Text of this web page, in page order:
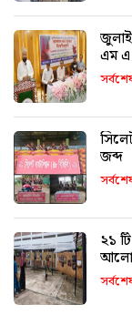
জুলাই
এম এ
জব্দ
২১